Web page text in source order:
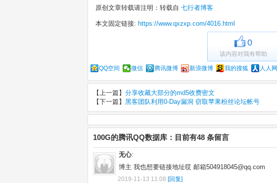
原创文章转载请注明：转载自 七行者博客
本文固定链接: https://www.qxzxp.com/4016.html
0
该内容对我有帮助
QQ空间 微信 腾讯微博 新浪微博 我的搜狐 人人网
【上一篇】 分享收藏大部分的md5收费密文
【下一篇】 黑客团队利用0-Day漏洞 窃取苹果粉丝论坛帐号
100G的腾讯QQ数据库：目前有48 条留言
无心:
博主 我也想要链接地址哎 邮箱504918045@qq.com
2019-11-13 11:08 [回复]